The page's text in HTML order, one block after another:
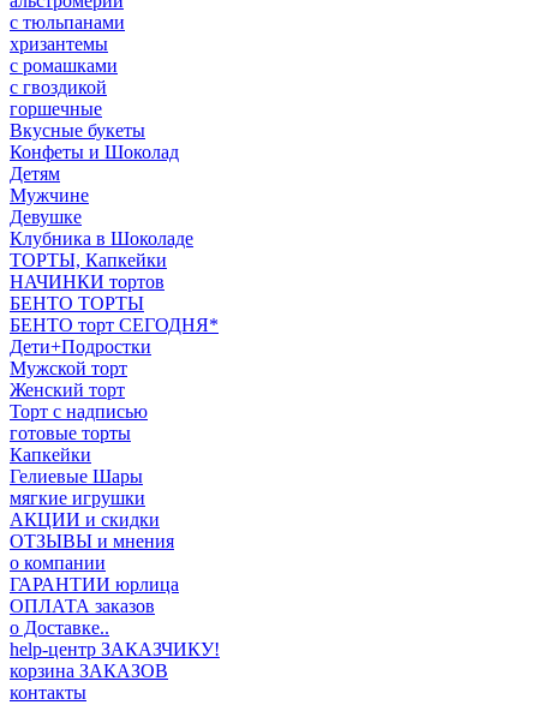
с тюльпанами
хризантемы
с ромашками
с гвоздикой
горшечные
Вкусные букеты
Конфеты и Шоколад
Детям
Мужчине
Девушке
Клубника в Шоколаде
ТОРТЫ, Капкейки
НАЧИНКИ тортов
БЕНТО ТОРТЫ
БЕНТО торт СЕГОДНЯ*
Дети+Подростки
Мужской торт
Женский торт
Торт с надписью
готовые торты
Капкейки
Гелиевые Шары
мягкие игрушки
АКЦИИ и скидки
ОТЗЫВЫ и мнения
о компании
ГАРАНТИИ юрлица
ОПЛАТА заказов
о Доставке..
help-центр ЗАКАЗЧИКУ!
корзина ЗАКАЗОВ
контакты